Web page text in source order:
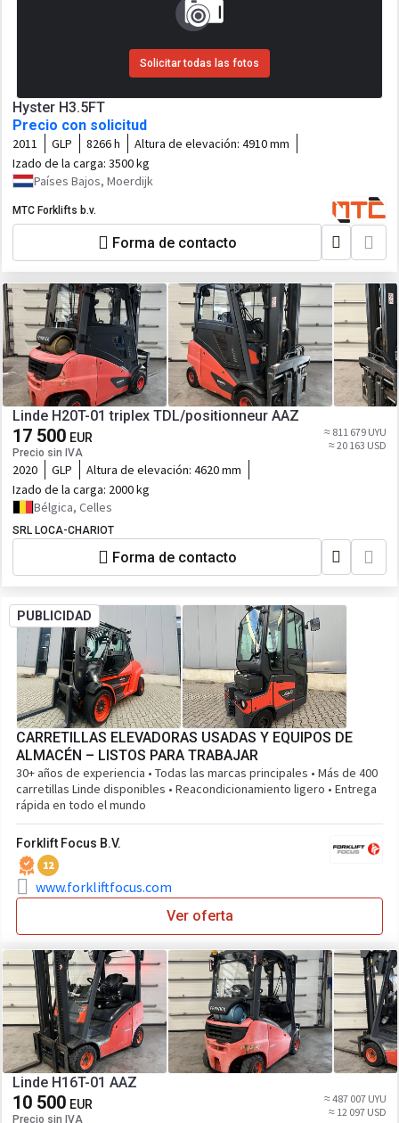
Solicitar todas las fotos
Hyster H3.5FT
Precio con solicitud
2011 GLP 8266 h Altura de elevación: 4910 mm
Izado de la carga: 3500 kg
Países Bajos, Moerdijk
MTC Forklifts b.v.
Forma de contacto
Linde H20T-01 triplex TDL/positionneur AAZ
17 500 EUR
Precio sin IVA
≈ 811 679 UYU
≈ 20 163 USD
2020 GLP Altura de elevación: 4620 mm
Izado de la carga: 2000 kg
Bélgica, Celles
SRL LOCA-CHARIOT
Forma de contacto
PUBLICIDAD
CARRETILLAS ELEVADORAS USADAS Y EQUIPOS DE
ALMACÉN – LISTOS PARA TRABAJAR
30+ años de experiencia • Todas las marcas principales • Más de 400
carretillas Linde disponibles • Reacondicionamiento ligero • Entrega
rápida en todo el mundo
Forklift Focus B.V.
12
www.forkliftfocus.com
Ver oferta
Linde H16T-01 AAZ
10 500 EUR
Precio sin IVA
≈ 487 007 UYU
≈ 12 097 USD